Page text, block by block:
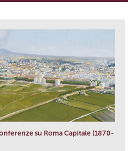
su Roma Capitale (1870-